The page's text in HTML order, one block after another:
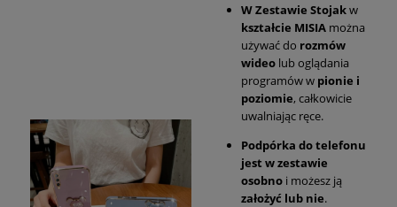
W Zestawie Stojakw
kształcie MISIA można
używać do rozmów
wideo lub oglądania
programów w pionie i
poziomie, całkowicie
uwalniając ręce.
Podpórka do telefonu
jest w zestawie
osobno i możesz ją
założyć lub nie.